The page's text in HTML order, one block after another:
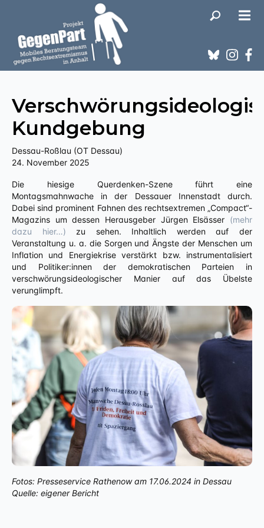
Kundgebung
Dessau-Roßlau (OT Dessau)
24. November 2025
Die hiesige Querdenken-Szene führt eine
Montagsmahnwache in der Dessauer Innenstadt durch.
Dabei sind prominent Fahnen des rechtsextremen „Compact“-
Magazins um dessen Herausgeber Jürgen Elsässer (mehr
dazu hier…) zu sehen. Inhaltlich werden auf der
Veranstaltung u. a. die Sorgen und Ängste der Menschen um
Inflation und Energiekrise verstärkt bzw. instrumentalisiert
und Politiker:innen der demokratischen Parteien in
verschwörungsideologischer Manier auf das Übelste
verunglimpft.
Fotos: Presseservice Rathenow am 17.06.2024 in Dessau
Quelle: eigener Bericht